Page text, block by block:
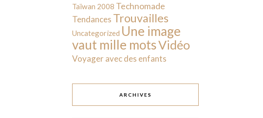
Taïwan 2008 Technomade
Tendances Trouvailles
Uncategorized Une image
vaut mille motsVidéo
Voyager avec des enfants
ARCHIVES